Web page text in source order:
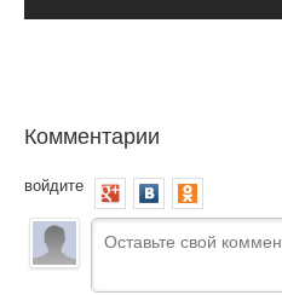
Комментарии
войдите